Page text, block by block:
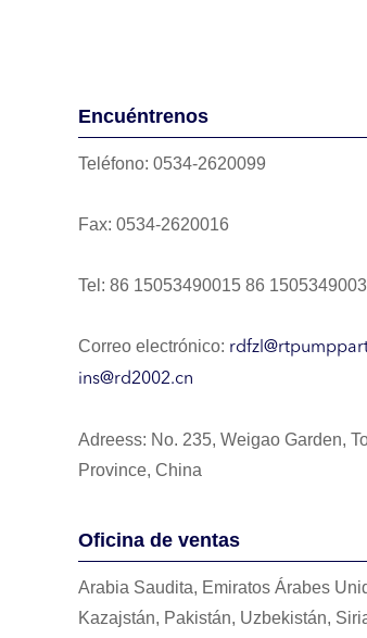
Encuéntrenos
Teléfono: 0534-2620099
Fax: 0534-2620016
Tel: 86 15053490015 86
Correo electrónico:
ins@rd2002.cn
Adreess: No. 235, Weigao Garden,
Province, China
Oficina de ventas
Arabia Saudita, Emiratos Árabes
Kazajstán, Pakistán, Uzbekistán,